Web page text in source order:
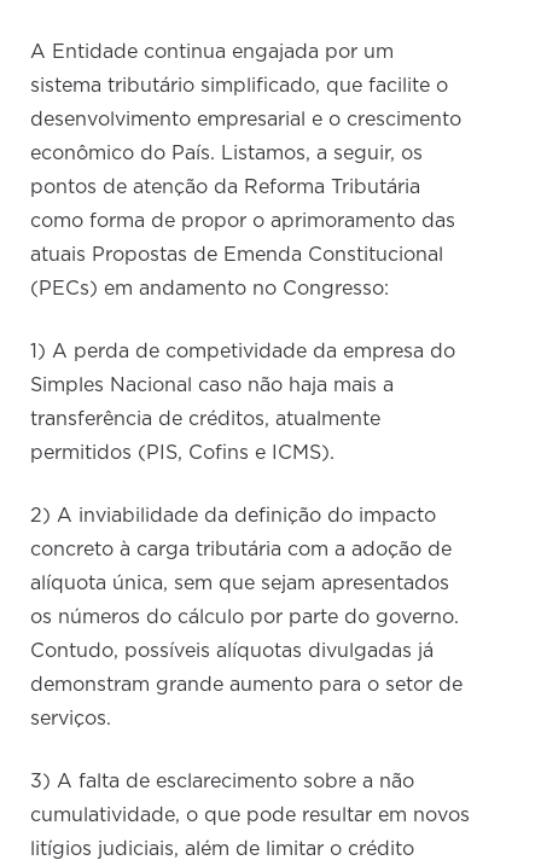
A Entidade continua engajada por um
sistema tributário simplificado, que facilite o
desenvolvimento empresarial e o crescimento
econômico do País. Listamos, a seguir, os
pontos de atenção da Reforma Tributária
como forma de propor o aprimoramento das
atuais Propostas de Emenda Constitucional
(PECs) em andamento no Congresso:
1) A perda de competividade da empresa do
Simples Nacional caso não haja mais a
transferência de créditos, atualmente
permitidos (PIS, Cofins e ICMS).
2) A inviabilidade da definição do impacto
concreto à carga tributária com a adoção de
alíquota única, sem que sejam apresentados
os números do cálculo por parte do governo.
Contudo, possíveis alíquotas divulgadas já
demonstram grande aumento para o setor de
serviços.
3) A falta de esclarecimento sobre a não
cumulatividade, o que pode resultar em novos
litígios judiciais, além de limitar o crédito